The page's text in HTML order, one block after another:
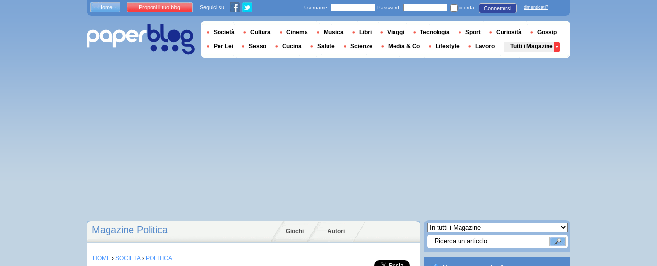
Magazine Politica Giochi Autori
HOME › SOCIETÀ › POLITICA
Home Proponi il tuo blog Seguici su Username Password ricorda Connettersi dimenticati?
Società Cultura Cinema Musica Libri Viaggi Tecnologia Sport Curiosità Gossip
Per Lei Sesso Cucina Salute Scienze Media & Co Lifestyle Lavoro Tutti i Magazine